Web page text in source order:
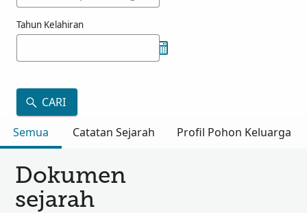
Tahun Kelahiran
CARI
Semua
Catatan Sejarah Profil Pohon Keluarga
Dokumen
sejarah